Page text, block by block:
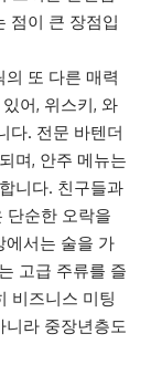
점이 큰 장점입
또 다른 매력
어, 위스키, 와
다. 전문 바텐더
며, 안주 메뉴는
니다. 친구들과
단순한 오락을
에서는 술을 가
고급 주류를 즐
비즈니스 미팅
니라 중장년층도